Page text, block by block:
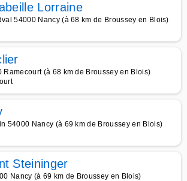
Lorraine
54000 Nancy (à 68 km de Broussey en Blois)
Ramecourt (à 68 km de Broussey en Blois)
54000 Nancy (à 69 km de Broussey en Blois)
Steininger
Nancy (à 69 km de Broussey en Blois)